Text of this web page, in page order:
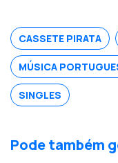
CASSETE PIRATA
MÚSICA
SINGLES
Pode também